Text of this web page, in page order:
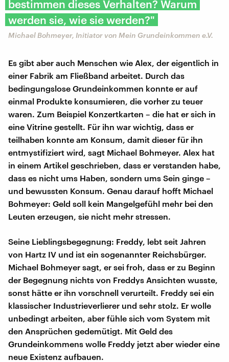
bestimmen dieses Verhalten? Warum
werden sie, wie sie werden?"
Michael Bohmeyer, Initiator von Mein Grundeinkommen e.V.
Es gibt aber auch Menschen wie Alex, der eigentlich in
einer Fabrik am Fließband arbeitet. Durch das
bedingungslose Grundeinkommen konnte er auf
einmal Produkte konsumieren, die vorher zu teuer
waren. Zum Beispiel Konzertkarten – die hat er sich in
eine Vitrine gestellt. Für ihn war wichtig, dass er
teilhaben konnte am Konsum, damit dieser für ihn
entmystifiziert wird, sagt Michael Bohmeyer. Alex hat
in einem Artikel geschrieben, dass er verstanden habe,
dass es nicht ums Haben, sondern ums Sein ginge –
und bewussten Konsum. Genau darauf hofft Michael
Bohmeyer: Geld soll kein Mangelgefühl mehr bei den
Leuten erzeugen, sie nicht mehr stressen.
Seine Lieblingsbegegnung: Freddy, lebt seit Jahren
von Hartz IV und ist ein sogenannter Reichsbürger.
Michael Bohmeyer sagt, er sei froh, dass er zu Beginn
der Begegnung nichts von Freddys Ansichten wusste,
sonst hätte er ihn vorschnell verurteilt. Freddy sei ein
klassischer Industrieverlierer und sehr stolz. Er wolle
unbedingt arbeiten, aber fühle sich vom System mit
den Ansprüchen gedemütigt. Mit Geld des
Grundeinkommens wolle Freddy jetzt aber wieder eine
neue Existenz aufbauen.